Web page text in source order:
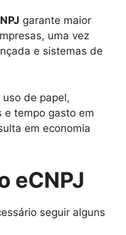
garante maior
uma vez
e sistemas de
de papel,
tempo gasto em
em economia
eCNPJ
seguir alguns